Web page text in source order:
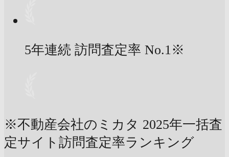
5年連続 訪問査定率 No.1※
※不動産会社のミカタ 2025年一括査
定サイト訪問査定率ランキング